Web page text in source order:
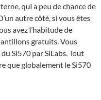
qui a peu de chance de
autre côté, si vous êtes
avez l’habitude de
gratuits. Vous
Si570 par SiLabs. Tout
que globalement le Si570